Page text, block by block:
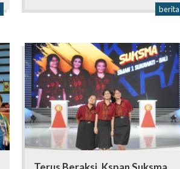
berita